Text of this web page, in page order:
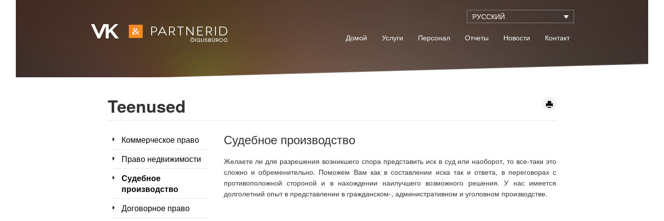
РУССКИЙ
Домой Услуги Персонал Oтчеты Новости Контакт
Teenused
Коммерческое право
Право недвижимости
Судебное
производство
Договорное право
Судебное производство
Желаете ли для разрешения возникшего спора представить иск в суд или наоборот, то все-таки это
сложно и обременительно. Поможем Вам как в составлении иска так и ответа, в переговорах с
противоположной стороной и в нахождении наилучшего возможного решения. У нас имеется
долголетний опыт в представлении в гражданском-, административном и уголовном производстве.